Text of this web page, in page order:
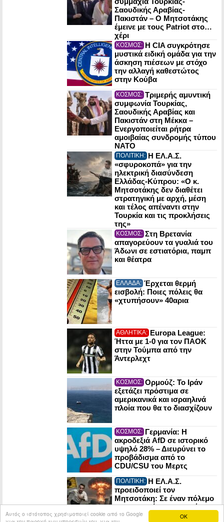
OK
Αυτός ο ιστότοπος χρησιμοποιεί cookie από το Google
Σαουδικής Αραβίας-
Πακιστάν – Ο Μητσοτάκης
έμεινε με τους Patriot στο…
χέρι
ΚΟΣΜΟΣ: Η CIA συγκρότησε
μυστικά ειδική ομάδα για την
άσκηση πιέσεων με στόχο
την αλλαγή καθεστώτος
στην Κούβα
ΚΟΣΜΟΣ: Τριμερής αμυντική
συμφωνία Τουρκίας,
Σαουδικής Αραβίας και
Πακιστάν στη Μέκκα –
Ενεργοποιείται ρήτρα
αμοιβαίας συνδρομής τύπου
NATO
ΠΟΛΙΤΙΚΗ: Η ΕΛ.Α.Σ.
«σφυροκοπά» για την
ηλεκτρική διασύνδεση
Ελλάδας-Κύπρου: «Ο κ.
Μητσοτάκης δεν διαθέτει
στρατηγική με αρχή, μέση
και τέλος απέναντι στην
Τουρκία και τις προκλήσεις
της»
ΚΟΣΜΟΣ: Στη Βρετανία
απαγορεύουν τα γυαλιά του
Άδωνι σε εστιατόρια, παμπ
και θέατρα
ΕΛΛΑΔΑ: Έρχεται θερμή
εισβολή: Ποιες πόλεις θα
«χτυπήσουν» 40αρια
ΑΘΛΗΤΙΚΑ: Europa League:
Ήττα με 1-0 για τον ΠΑΟΚ
στην Τούμπα από την
Άντερλεχτ
ΚΟΣΜΟΣ: Ορμούζ: Το Ιράν
εξετάζει πρόστιμα σε
αμερικανικά και ισραηλινά
πλοία που θα το διασχίζουν
ΚΟΣΜΟΣ: Γερμανία: Η
ακροδεξιά AfD σε ιστορικό
υψηλό 28% – Διευρύνει το
προβάδισμα από το
CDU/CSU του Μερτς
ΠΟΛΙΤΙΚΗ: Η ΕΛ.Α.Σ.
προειδοποιεί τον
Μητσοτάκη: Σε έναν πόλεμο
οι πυρηνικές εγκαταστάσεις
μπορούν να γίνουν στόχος